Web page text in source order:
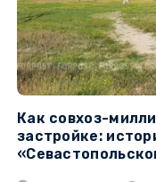
Как совхоз-
застройке: